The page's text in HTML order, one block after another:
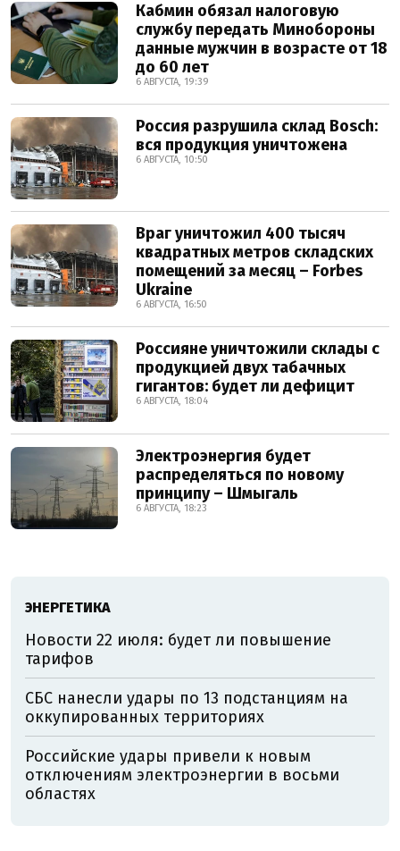
Кабмин обязал налоговую
службу передать Минобороны
данные мужчин в возрасте от 18
до 60 лет
6 АВГУСТА, 19:39
Россия разрушила склад Bosch:
вся продукция уничтожена
6 АВГУСТА, 10:50
Враг уничтожил 400 тысяч
квадратных метров складских
помещений за месяц – Forbes
Ukraine
6 АВГУСТА, 16:50
Россияне уничтожили склады с
продукцией двух табачных
гигантов: будет ли дефицит
6 АВГУСТА, 18:04
Электроэнергия будет
распределяться по новому
принципу – Шмыгаль
6 АВГУСТА, 18:23
ЭНЕРГЕТИКА
Новости 22 июля: будет ли повышение
тарифов
СБС нанесли удары по 13 подстанциям на
оккупированных территориях
Российские удары привели к новым
отключениям электроэнергии в восьми
областях